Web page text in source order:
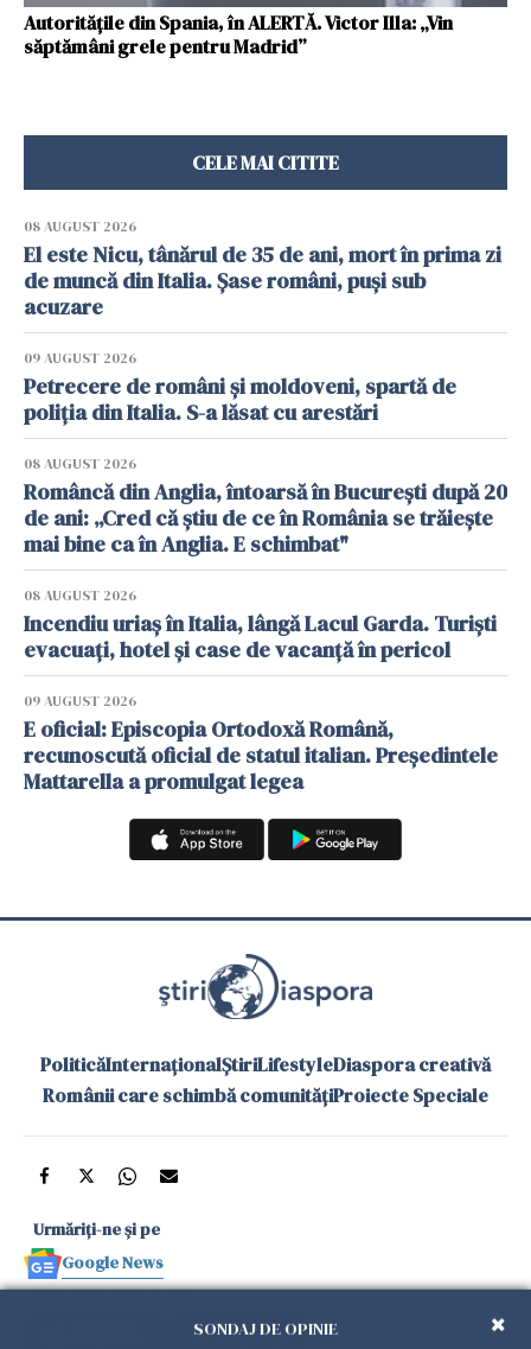
Autoritățile din Spania, în ALERTĂ. Victor Illa: „Vin
săptămâni grele pentru Madrid”
CELE MAI CITITE
08 AUGUST 2026
El este Nicu, tânărul de 35 de ani, mort în prima zi
de muncă din Italia. Șase români, puși sub
acuzare
09 AUGUST 2026
Petrecere de români și moldoveni, spartă de
poliția din Italia. S-a lăsat cu arestări
08 AUGUST 2026
Româncă din Anglia, întoarsă în București după 20
de ani: „Cred că știu de ce în România se trăiește
mai bine ca în Anglia. E schimbat"
08 AUGUST 2026
Incendiu uriaș în Italia, lângă Lacul Garda. Turiști
evacuați, hotel și case de vacanță în pericol
09 AUGUST 2026
E oficial: Episcopia Ortodoxă Română,
recunoscută oficial de statul italian. Președintele
Mattarella a promulgat legea
PoliticăInternaționalȘtiriLifestyleDiaspora creativă
Românii care schimbă comunitățiProiecte Speciale
Urmăriți-ne și pe
Google News
și în aplicațiile mobile
SONDAJ DE OPINIE